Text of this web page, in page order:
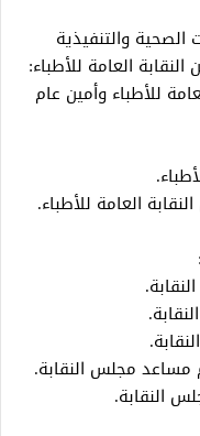
الصحية والتنفيذية
العامة للأطباء:
للأطباء وأمين عام
العامة للأطباء.
مساعد مجلس النقابة.
النقابة.